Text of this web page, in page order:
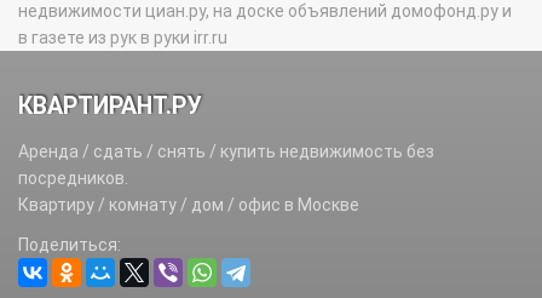
недвижимости циан.ру, на доске объявлений домофонд.ру и
в газете из рук в руки irr.ru
КВАРТИРАНТ.РУ
Аренда / сдать / снять / купить недвижимость без
посредников.
Квартиру / комнату / дом / офис в Москве
Поделиться: